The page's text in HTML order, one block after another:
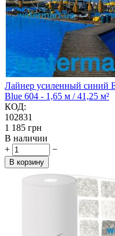
Лайнер усиленный синий
Blue 604 - 1,65 м / 41,25 м²
КОД:
102831
‍1 185‍ грн
В наличии
+
−
В корзину